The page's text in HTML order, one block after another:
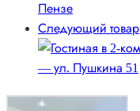
Следующий товар